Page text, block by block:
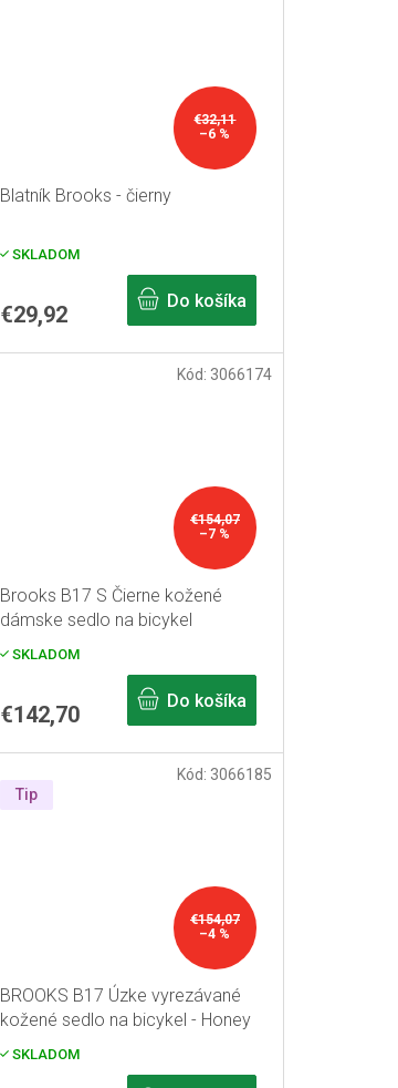
€32,11
–6 %
Blatník Brooks - čierny
SKLADOM
€29,92
Do košíka
€154,07
–7 %
Brooks B17 S Čierne kožené
dámske sedlo na bicykel
SKLADOM
€142,70
Do košíka
Kód: 3066174
Tip
€154,07
–4 %
BROOKS B17 Úzke vyrezávané
kožené sedlo na bicykel - Honey
SKLADOM
Kód: 3066185